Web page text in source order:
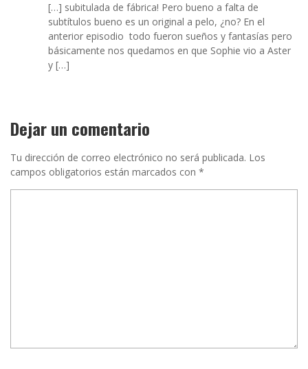
[…] subitulada de fábrica! Pero bueno a falta de
subtítulos bueno es un original a pelo, ¿no? En el
anterior episodio todo fueron sueños y fantasías pero
básicamente nos quedamos en que Sophie vio a Aster
y […]
Dejar un comentario
Tu dirección de correo electrónico no será publicada. Los
campos obligatorios están marcados con *